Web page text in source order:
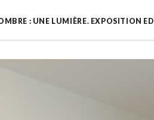
: UNE LUMIÈRE. EXPOSITION